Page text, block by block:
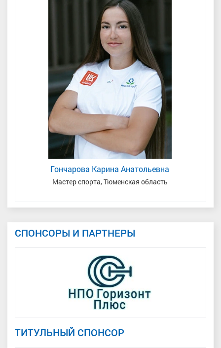
Гончарова Карина Анатольевна
Мастер спорта, Тюменская область
СПОНСОРЫ И ПАРТНЕРЫ
ТИТУЛЬНЫЙ СПОНСОР